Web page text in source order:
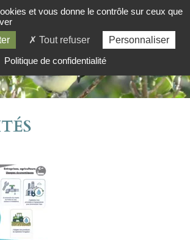
et vous donne le contrôle sur ceux que
Tout refuser
Personnaliser
Politique de confidentialité